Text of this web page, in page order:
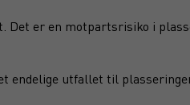
er en motpartsrisiko i
endelige utfallet til